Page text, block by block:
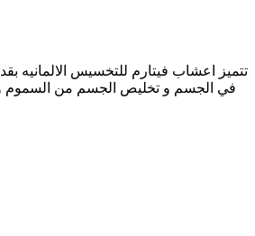
تتميز اعشاب فيتارم للتخسيس الالمانيه